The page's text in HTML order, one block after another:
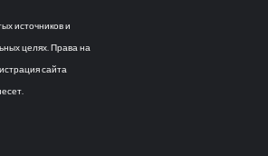
источников и
целях. Права на
сайта